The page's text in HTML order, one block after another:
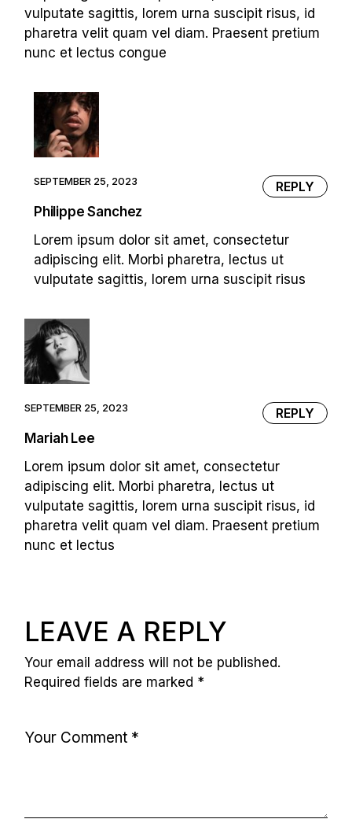
vulputate sagittis, lorem urna suscipit risus, id
pharetra velit quam vel diam. Praesent pretium
nunc et lectus congue
SEPTEMBER 25, 2023
REPLY
Philippe Sanchez
Lorem ipsum dolor sit amet, consectetur
adipiscing elit. Morbi pharetra, lectus ut
vulputate sagittis, lorem urna suscipit risus
SEPTEMBER 25, 2023
REPLY
Mariah Lee
Lorem ipsum dolor sit amet, consectetur
adipiscing elit. Morbi pharetra, lectus ut
vulputate sagittis, lorem urna suscipit risus, id
pharetra velit quam vel diam. Praesent pretium
nunc et lectus
LEAVE A REPLY
Your email address will not be published.
Required fields are marked *